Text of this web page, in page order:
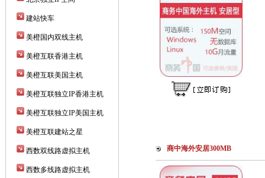
建站快车
美橙国内双线主机
美橙互联香港主机
美橙互联美国主机
美橙互联独立IP香港主机
美橙互联独立IP美国主机
美橙互联建站之星
西数双线路虚拟主机
西数多线路虚拟主机
商中海外安居300MB